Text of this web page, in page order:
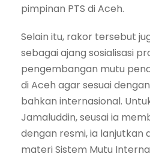
pimpinan PTS di Aceh.
Selain itu, rakor tersebut
sebagai ajang sosialisasi
pengembangan mutu
di Aceh agar sesuai
bahkan internasional.
Jamaluddin, seusai ia
dengan resmi, ia lanjutkan
materi Sistem Mutu